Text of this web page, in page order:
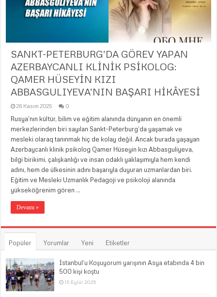
SANKT-PETERBURG’DA GÖREV YAPAN
AZERBAYCANLI KLİNİK PSİKOLOG:
QAMER HÜSEYİN KIZI
ABBASGULIYEVA’NIN BAŞARI HİKÂYESİ
26 Kasım 2025 0
Rusya’nın kültür, bilim ve eğitim alanında dünyanın en önemli
merkezlerinden biri sayılan Sankt-Peterburg’da yaşamak ve
mesleki olaraq tanınmak hiç de kolay değil. Ancak burada yaşayan
Azerbaycanlı klinik psikolog Qamer Hüseyin kızı Abbasguliyeva,
bilgi birikimi, çalışkanlığı ve insan odaklı yaklaşımıyla hem kendi
adını, hem de ülkesinin adını başarıyla duyuran uzmanlardan biri.
Eğitim ve Mesleki Uzmanlık Pedagoji ve psikoloji alanında
yükseköğrenim gören …
Devamı »
Popüler Yorumlar Yeni Etiketler
İstanbul’u Koşuyorum yarışının Asya etabında 4 bin
500 kişi koştu
15 Eylül 2025